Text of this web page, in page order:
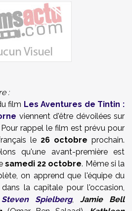
:
film Les Aventures de Tintin :
viennent d'être dévoilées sur
Pour rappel le film est prévu pour
le 26 octobre prochain.
qu'une avant-première est
samedi 22 octobre. Même si la
on apprend que l'équipe du
la capitale pour l'occasion,
Steven Spielberg, Jamie Bell